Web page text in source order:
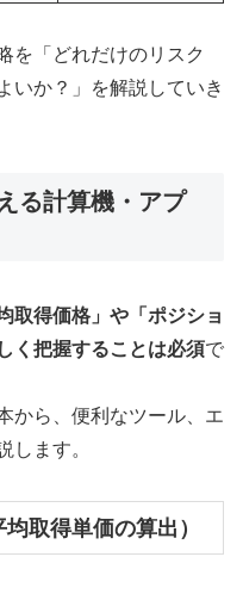
を「どれだけのリスク
いか？」を解説していき
る計算機・アプ
取得価格」や「ポジショ
く把握することは必須で
から、便利なツール、エ
します。
取得単価の算出）